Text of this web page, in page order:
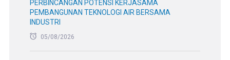
PERBINCANGAN POTENSI KERJASAMA
PEMBANGUNAN TEKNOLOGI AIR BERSAMA
INDUSTRI
05/08/2026